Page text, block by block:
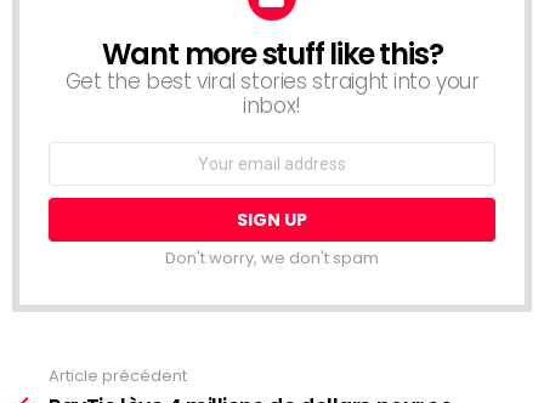
NEWSLETTER
Want more stuff like this?
Get the best viral stories straight into your
inbox!
Email
Don't worry, we don't spam
Article précédent